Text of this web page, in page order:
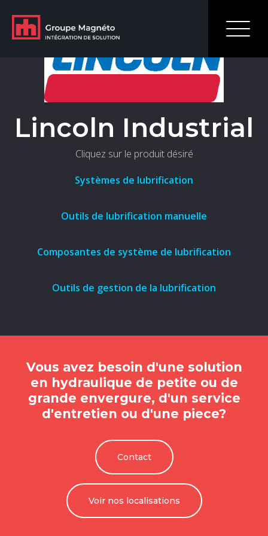
Lincoln Industrial
Cliquez sur le produit désiré
Systèmes de lubrification
Outils de lubrification manuelle
Composantes de système de lubrification
Outils de gestion de la lubrification
Vous avez besoin d'une solution
en hydraulique de petite ou de
grande envergure, d'un service
d'entretien ou d'une piece?
Contact
Voir nos localisations